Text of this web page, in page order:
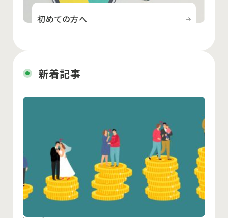
初めての方へ
新着記事